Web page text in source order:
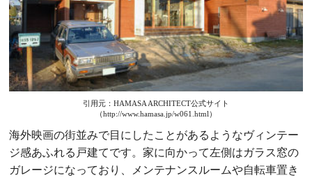
引用元：HAMASA ARCHITECT公式サイト
（http://www.hamasa.jp/w061.html）
海外映画の街並みで目にしたことがあるようなヴィンテー
ジ感あふれる戸建てです。家に向かって左側はガラス窓の
ガレージになっており、メンテナンスルームや自転車置き